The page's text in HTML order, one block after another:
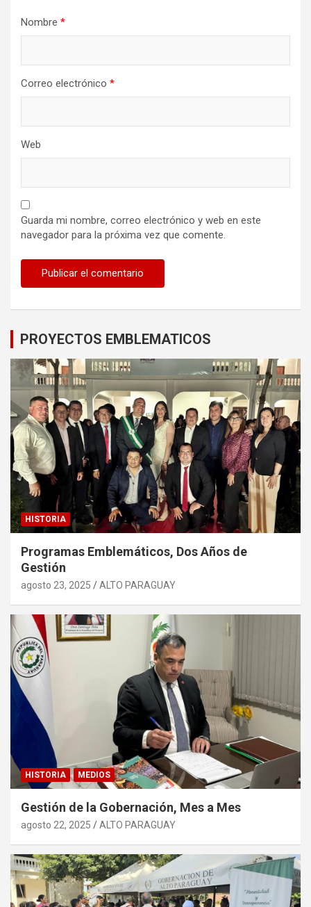
Nombre *
Correo electrónico *
Web
Guarda mi nombre, correo electrónico y web en este
navegador para la próxima vez que comente.
PROYECTOS EMBLEMATICOS
HISTORIA
Programas Emblemáticos, Dos Años de
Gestión
agosto 23, 2025 ALTO PARAGUAY
HISTORIA MEDIOS
Gestión de la Gobernación, Mes a Mes
agosto 22, 2025 ALTO PARAGUAY